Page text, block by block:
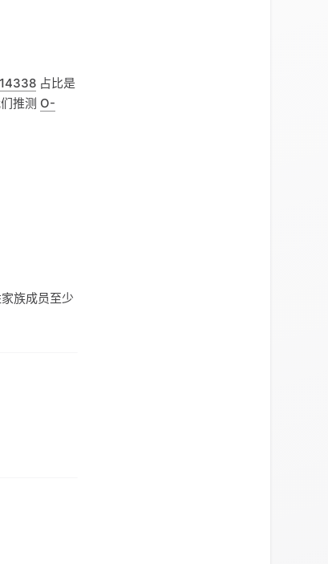
占比是
推测 O-
族成员至少